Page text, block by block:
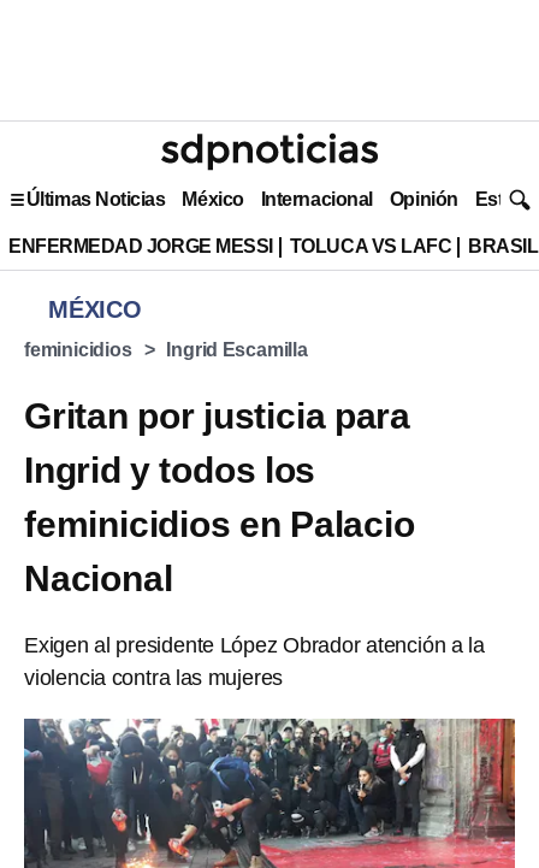
Últimas Noticias México Internacional Opinión Estilo
ENFERMEDAD JORGE MESSI TOLUCA VS LAFC
MÉXICO
feminicidios Ingrid Escamilla
Gritan por justicia para
Ingrid y todos los
feminicidios en Palacio
Nacional
Exigen al presidente López Obrador atención a la
violencia contra las mujeres